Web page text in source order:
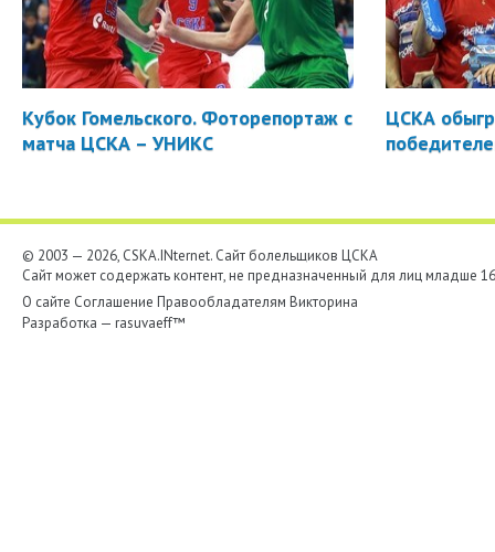
Кубок Гомельского. Фоторепортаж с
матча ЦСКА – УНИКС
ЦСКА
© 2003 — 2026, CSKA.INternet. Cайт болельщиков ЦСКА
Сайт может содержать контент, не предназначенный для лиц младше
О сайте Соглашение Правообладателям Викторина
Разработка — rasuvaeff™